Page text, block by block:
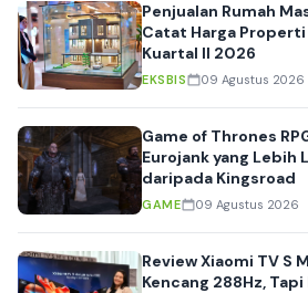
Penjualan Rumah
Catat Harga
Kuartal II 2026
EKSBIS 09 Agustus 2026
Game of Thrones
Eurojank yang Lebih
daripada Kingsroad
GAME 09 Agustus 2026
Review Xiaomi TV S
Kencang 288Hz,